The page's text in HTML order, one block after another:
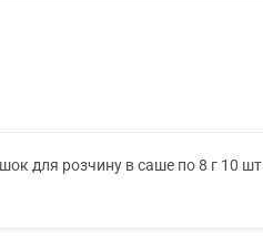
для розчину в саше по 8 г 10 шт